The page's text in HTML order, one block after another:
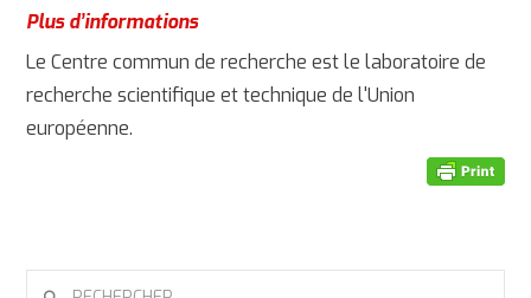
Plus d’informations
Le Centre commun de recherche est le laboratoire de
recherche scientifique et technique de l'Union
européenne.